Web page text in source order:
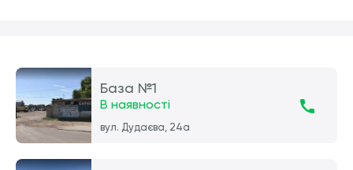
База №1
В наявності
вул. Дудаєва, 24а